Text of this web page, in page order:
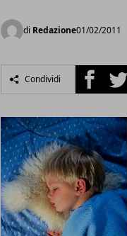
di Redazione01/02/2011
Condividi Facebook